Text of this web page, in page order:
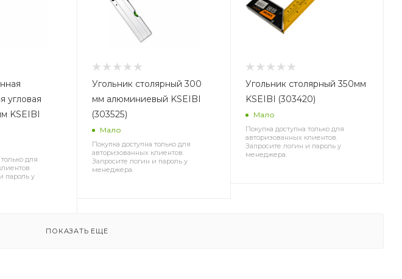
угловая
KSEIBI
для
пароль у
Угольник столярный 300
мм алюминиевый KSEIBI
(303525)
Мало
Покупка доступна только для
авторизованных клиентов.
Запросите логин и пароль у
менеджера.
Угольник столярный 350мм
KSEIBI (303420)
Мало
Покупка доступна только для
авторизованных клиентов.
Запросите логин и пароль у
менеджера.
ПОКАЗАТЬ ЕЩЕ